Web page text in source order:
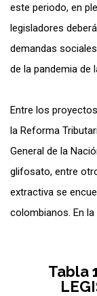
este periodo, en
legisladores
demandas
de la pandemia de
Entre los
la Reforma
General de la
glifosato, entre
extractiva se
colombianos. En
Tabla